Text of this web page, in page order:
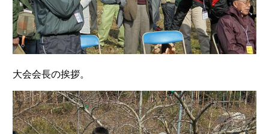
大会会長の挨拶。